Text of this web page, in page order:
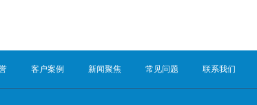
客户案例 新闻聚焦 常见问题 联系我们